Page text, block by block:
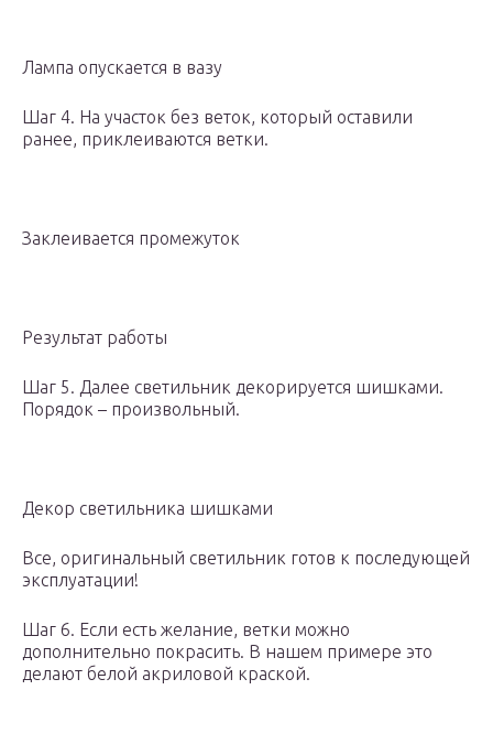
Лампа опускается в вазу
Шаг 4. На участок без веток, который оставили
ранее, приклеиваются ветки.
Заклеивается промежуток
Результат работы
Шаг 5. Далее светильник декорируется шишками.
Порядок – произвольный.
Декор светильника шишками
Все, оригинальный светильник готов к последующей
эксплуатации!
Шаг 6. Если есть желание, ветки можно
дополнительно покрасить. В нашем примере это
делают белой акриловой краской.